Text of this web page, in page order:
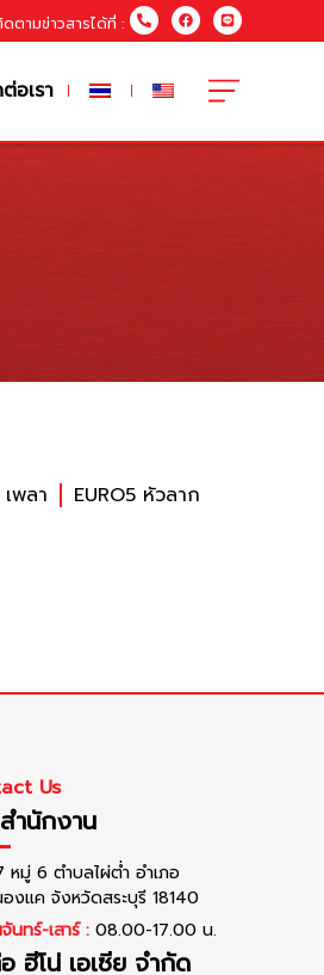
ตามข่าวสารได้ที่ :
อเรา
พลา EURO5 หัวลาก
Us
ำนักงาน
หมู่ 6 ตำบลไผ่ต่ำ อำเภอ
งแค จังหวัดสระบุรี 18140
นทร์-เสาร์ : 08.00-17.00 น.
ฮีโน่ เอเซีย จำกัด